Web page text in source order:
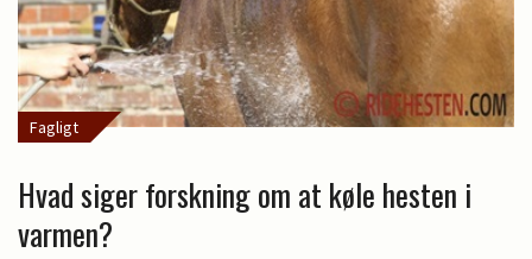
Fagligt
Hvad siger forskning om at køle hesten i
varmen?